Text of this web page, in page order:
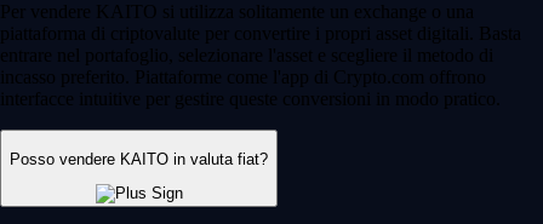
Per vendere KAITO si utilizza solitamente un exchange o una
piattaforma di criptovalute per convertire i propri asset digitali. Basta
entrare nel portafoglio, selezionare l'asset e scegliere il metodo di
incasso preferito. Piattaforme come l'app di Crypto.com offrono
interfacce intuitive per gestire queste conversioni in modo pratico.
Posso vendere KAITO in valuta fiat?